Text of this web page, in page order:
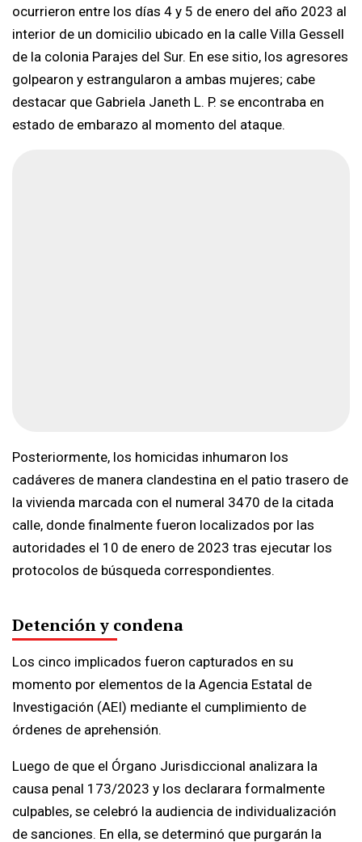
ocurrieron entre los días 4 y 5 de enero del año 2023 al
interior de un domicilio ubicado en la calle Villa Gessell
de la colonia Parajes del Sur. En ese sitio, los agresores
golpearon y estrangularon a ambas mujeres; cabe
destacar que Gabriela Janeth L. P. se encontraba en
estado de embarazo al momento del ataque.
Posteriormente, los homicidas inhumaron los
cadáveres de manera clandestina en el patio trasero de
la vivienda marcada con el numeral 3470 de la citada
calle, donde finalmente fueron localizados por las
autoridades el 10 de enero de 2023 tras ejecutar los
protocolos de búsqueda correspondientes.
Detención y condena
Los cinco implicados fueron capturados en su
momento por elementos de la Agencia Estatal de
Investigación (AEI) mediante el cumplimiento de
órdenes de aprehensión.
Luego de que el Órgano Jurisdiccional analizara la
causa penal 173/2023 y los declarara formalmente
culpables, se celebró la audiencia de individualización
de sanciones. En ella, se determinó que purgarán la